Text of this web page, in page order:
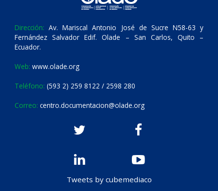
Dirección: Av. Mariscal Antonio José de Sucre N58-63 y
Fernández Salvador Edif. Olade – San Carlos, Quito –
Ecuador.
Web: www.olade.org
Teléfono: (593 2) 259 8122 / 2598 280
Correo: centro.documentacion@olade.org
Tweets by cubemediaco